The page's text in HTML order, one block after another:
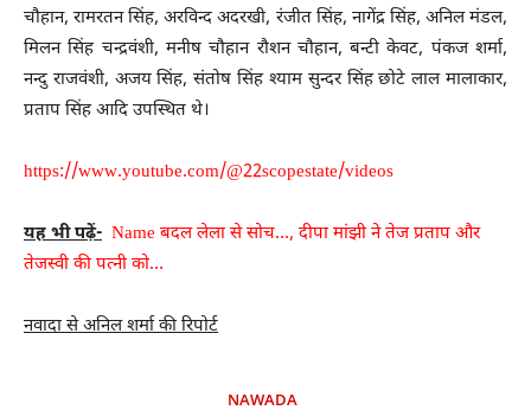
चौहान, रामरतन सिंह, अरविन्द अदरखी, रंजीत सिंह, नागेंद्र सिंह, अनिल मंडल,
मिलन सिंह चन्द्रवंशी, मनीष चौहान रौशन चौहान, बन्टी केवट, पंकज शर्मा,
नन्दु राजवंशी, अजय सिंह, संतोष सिंह श्याम सुन्दर सिंह छोटे लाल मालाकार,
प्रताप सिंह आदि उपस्थित थे।
https://www.youtube.com/@22scopestate/videos
यह भी पढ़ें- Name बदल लेला से सोच…, दीपा मांझी ने तेज प्रताप और
तेजस्वी की पत्नी को…
नवादा से अनिल शर्मा की रिपोर्ट
NAWADA